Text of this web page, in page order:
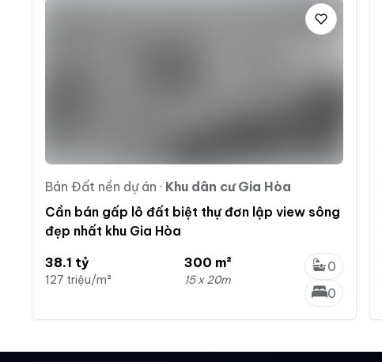
Bán Đất nền dự án · Khu dân cư Gia Hòa
Cần bán gấp lô đất biệt thự đơn lập view sông
đẹp nhất khu Gia Hòa
38.1 tỷ
127 triệu/m²
300 m²
15 x 20m
0
0